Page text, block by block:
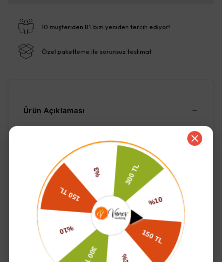
10 müşteriden 8'i bizi yeniden tercih ediyor!
Özel paketleme ile sorunsuz teslimat
Ürün Açıklaması
Köy usulü doğal ve geleneksel yöntemlerle selelerde çok
az miktarda Çankırı Kaya tuzu kullanılarak fermente
edilmiştir. İnce kabuklu ve buruşuktur (kıvırcıktır).
İçindekiler : Siyah zeytin, kaya tuzu, bitkisel yağ
(GDO'suz, soğuk sıkım mısırözü)
İade ve Değişim